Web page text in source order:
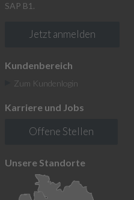
SAP B1.
Jetzt anmelden
Kundenbereich
Zum Kundenlogin
Karriere und Jobs
Offene Stellen
Unsere Standorte